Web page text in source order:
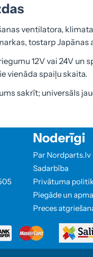
ventilatora,
tostarp
12V vai 24V un
vienāda spaiļu skaita.
sakrīt; universāls
Noderīgi
Par Nordparts.lv
Sadarbība
Privātuma
Piegāde un
Preces